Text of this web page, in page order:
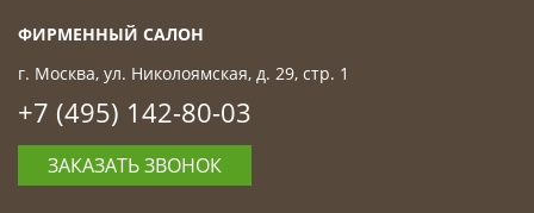
ФИРМЕННЫЙ САЛОН
г. Москва, ул. Николоямская, д. 29, стр. 1
+7 (495) 142-80-03
ЗАКАЗАТЬ ЗВОНОК